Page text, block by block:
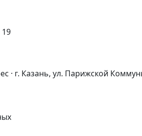
· г. Казань, ул. Парижской